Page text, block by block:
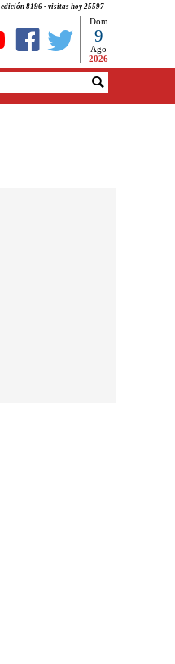
edición 8196 - visitas hoy 25597
Dom
9
Ago
2026